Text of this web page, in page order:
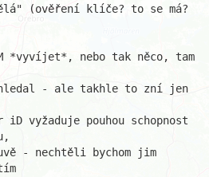
(ověření klíče? to se má?
*vyvíjet*, nebo tak něco, tam
hledal - ale takhle to zní jen
vyžaduje pouhou schopnost
- nechtěli bychom jim